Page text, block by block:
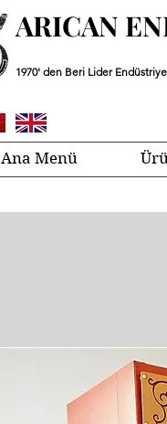
ARICAN
1970' den Beri Lider Endüstriyel
Ana Menü